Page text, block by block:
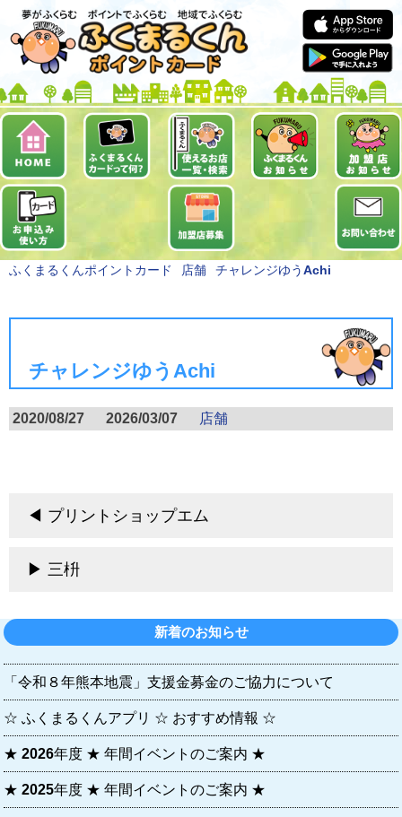
ふくまるくんポイントカード 店舗 チャレンジゆうAchi
チャレンジゆうAchi
2020/08/27 2026/03/07 店舗
プリントショップエム
三枡
新着のお知らせ
「令和８年熊本地震」支援金募金のご協力について
☆ ふくまるくんアプリ ☆ おすすめ情報 ☆
★ 2026年度 ★ 年間イベントのご案内 ★
★ 2025年度 ★ 年間イベントのご案内 ★